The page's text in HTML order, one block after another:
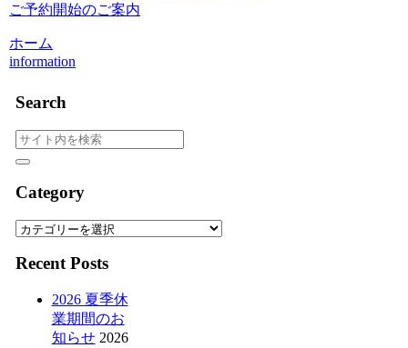
ご予約開始のご案内
ホーム
information
Search
Category
Category
Recent Posts
2026 夏季休
業期間のお
知らせ 2026